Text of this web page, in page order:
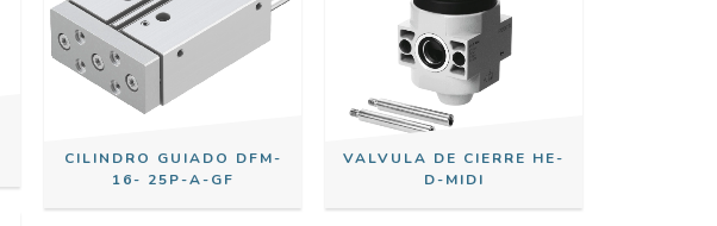
CILINDRO GUIADO DFM-
16- 25P-A-GF
VALVULA DE CIERRE HE-
D-MIDI